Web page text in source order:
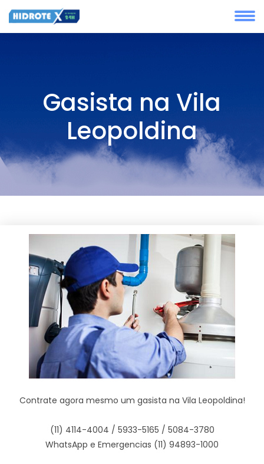
Gasista na Vila
Leopoldina
Contrate agora mesmo um gasista na Vila Leopoldina!
(11) 4114-4004 / 5933-5165 / 5084-3780
WhatsApp e Emergencias (11) 94893-1000